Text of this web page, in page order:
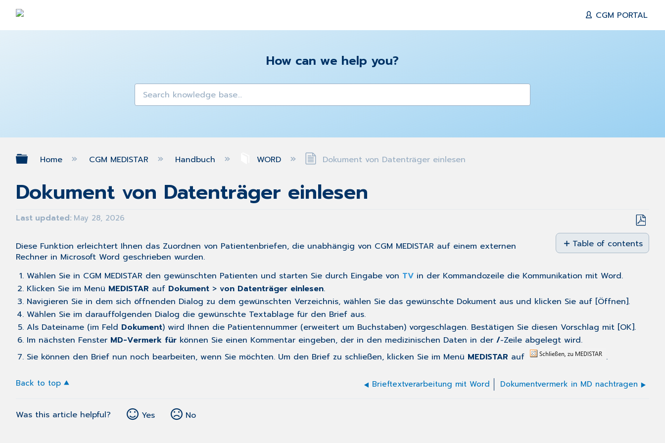
CGM PORTAL
How can we help you?
Expand/collapse global hierarchy
Home CGM MEDISTAR Handbuch WORD Dokument von Datenträger einlesen
Dokument von Datenträger einlesen
Last updated May 28, 2026
Save
as
PDF
Table of contents
No
Diese Funktion erleichtert Ihnen das Zuordnen von Patientenbriefen, die unabhängig von CGM MEDISTAR auf einem externen
Rechner in Microsoft Word geschrieben wurden.
Wählen Sie in CGM MEDISTAR den gewünschten Patienten und starten Sie durch Eingabe von TV in der Kommandozeile die Kommunikation mit Word.
Klicken Sie im Menü MEDISTAR auf Dokument >von Datenträger einlesen.
Navigieren Sie in dem sich öffnenden Dialog zu dem gewünschten Verzeichnis, wählen Sie das gewünschte Dokument aus und klicken Sie auf [Öffnen].
Wählen Sie im darauffolgenden Dialog die gewünschte Textablage für den Brief aus.
Als Dateiname (im Feld Dokument) wird Ihnen die Patientennummer (erweitert um Buchstaben) vorgeschlagen. Bestätigen Sie diesen Vorschlag mit [OK].
Im nächsten Fenster MD-Vermerk für können Sie einen Kommentar eingeben, der in den medizinischen Daten in der/-Zeile abgelegt wird.
Sie können den Brief nun noch bearbeiten, wenn Sie möchten. Um den Brief zu schließen, klicken Sie im Menü MEDISTAR auf .
Back to top Brieftextverarbeitung mit Word Dokumentvermerk in MD nachtragen
Was this article helpful? Yes No